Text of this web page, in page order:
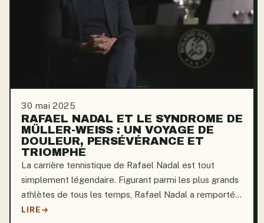
30 mai 2025
RAFAEL NADAL ET LE SYNDROME DE
MÜLLER-WEISS : UN VOYAGE DE
DOULEUR, PERSÉVÉRANCE ET
TRIOMPHE
La carrière tennistique de Rafael Nadal est tout
simplement légendaire. Figurant parmi les plus grands
athlètes de tous les temps, Rafael Nadal a remporté
22 titres du Grand Chelem, dont un record de 14 titres
LIRE